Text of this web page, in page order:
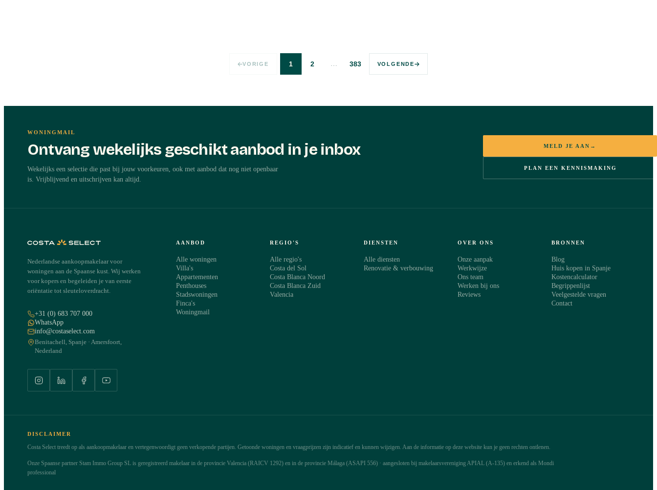
VORIGE 1 2 … 383 VOLGENDE
WONINGMAIL
Ontvang wekelijks geschikt aanbod in je inbox
Wekelijks een selectie die past bij jouw voorkeuren, ook met aanbod dat nog niet openbaar
is. Vrijblijvend en uitschrijven kan altijd.
MELD JE AAN →
PLAN EEN KENNISMAKING
Nederlandse aankoopmakelaar voor
woningen aan de Spaanse kust. Wij werken
voor kopers en begeleiden je van eerste
oriëntatie tot sleuteloverdracht.
+31 (0) 683 707 000
WhatsApp
info@costaselect.com
Benitachell, Spanje · Amersfoort,
Nederland
AANBOD
Alle woningen
Villa's
Appartementen
Penthouses
Stadswoningen
Finca's
Woningmail
REGIO'S
Alle regio's
Costa del Sol
Costa Blanca Noord
Costa Blanca Zuid
Valencia
DIENSTEN
Alle diensten
Renovatie & verbouwing
OVER ONS
Onze aanpak
Werkwijze
Ons team
Werken bij ons
Reviews
BRONNEN
Blog
Huis kopen in Spanje
Kostencalculator
Begrippenlijst
Veelgestelde vragen
Contact
DISCLAIMER
Costa Select treedt op als aankoopmakelaar en vertegenwoordigt geen verkopende partijen. Getoonde woningen en vraagprijzen zijn indicatief en kunnen wijzigen. Aan de informatie op deze website kun je geen rechten ontlenen.
Onze Spaanse partner Stam Immo Group SL is geregistreerd makelaar in de provincie Valencia (RAICV 1292) en in de provincie Málaga (ASAPI 556) · aangesloten bij makelaarsvereniging APIAL (A-135) en erkend als Mondi
professional